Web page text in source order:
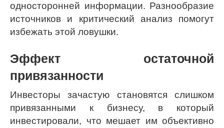
односторонней информации. Разнообразие
источников и критический анализ помогут
избежать этой ловушки.
Эффект остаточной
привязанности
Инвесторы зачастую становятся слишком
привязанными к бизнесу, в который
инвестировали, что мешает им объективно